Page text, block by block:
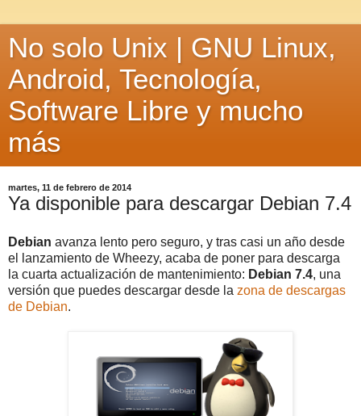
No solo Unix | GNU Linux,
Android, Tecnología,
Software Libre y mucho
más
martes, 11 de febrero de 2014
Ya disponible para descargar Debian 7.4
Debian avanza lento pero seguro, y tras casi un año desde
el lanzamiento de Wheezy, acaba de poner para descarga
la cuarta actualización de mantenimiento: Debian 7.4, una
versión que puedes descargar desde la zona de descargas
de Debian.